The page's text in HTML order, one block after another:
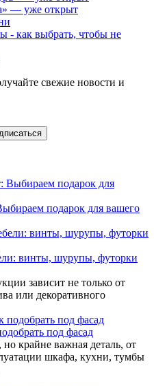
— уже открыт
- как выбрать, чтобы не
свежие новости и
подарок для вашего
винты, шурупы, футорки
зависит не только от
или декоративного
под фасад
крайне важная деталь, от
шкафа, кухни, тумбы